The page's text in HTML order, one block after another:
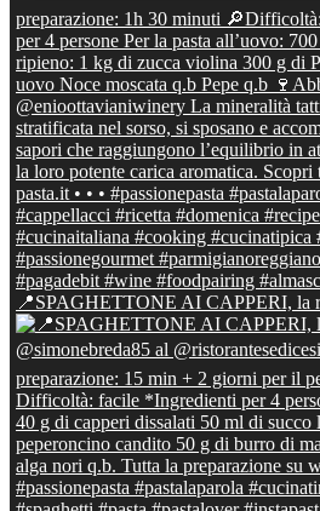
📍SPAGHETTONE AI CAPPERI, la